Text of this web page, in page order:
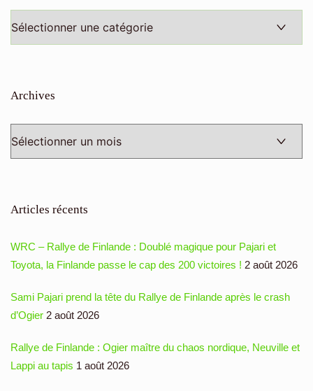
les
Archives
Articles récents
WRC – Rallye de Finlande : Doublé magique pour Pajari et
Toyota, la Finlande passe le cap des 200 victoires ! 2 août 2026
Sami Pajari prend la tête du Rallye de Finlande après le crash
d’Ogier 2 août 2026
Rallye de Finlande : Ogier maître du chaos nordique, Neuville et
Lappi au tapis 1 août 2026